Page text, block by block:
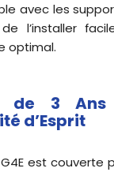
avec les
l’installer
optimal.
de 3
d’Esprit
est couverte